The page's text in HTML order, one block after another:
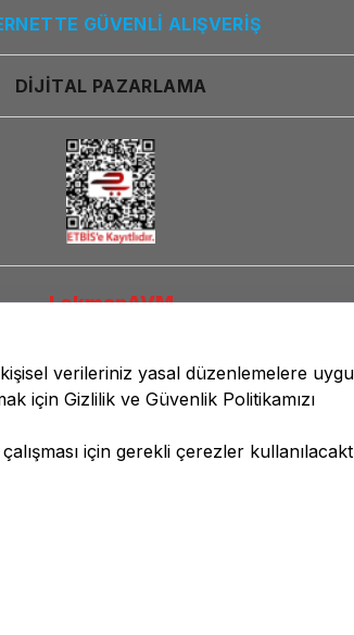
GÜVENLİ ALIŞVERİŞ
DİJİTAL PAZARLAMA
LokmanAVM
kişisel verileriniz yasal düzenlemelere
için Gizlilik ve Güvenlik Politikamızı
için gerekli çerezler